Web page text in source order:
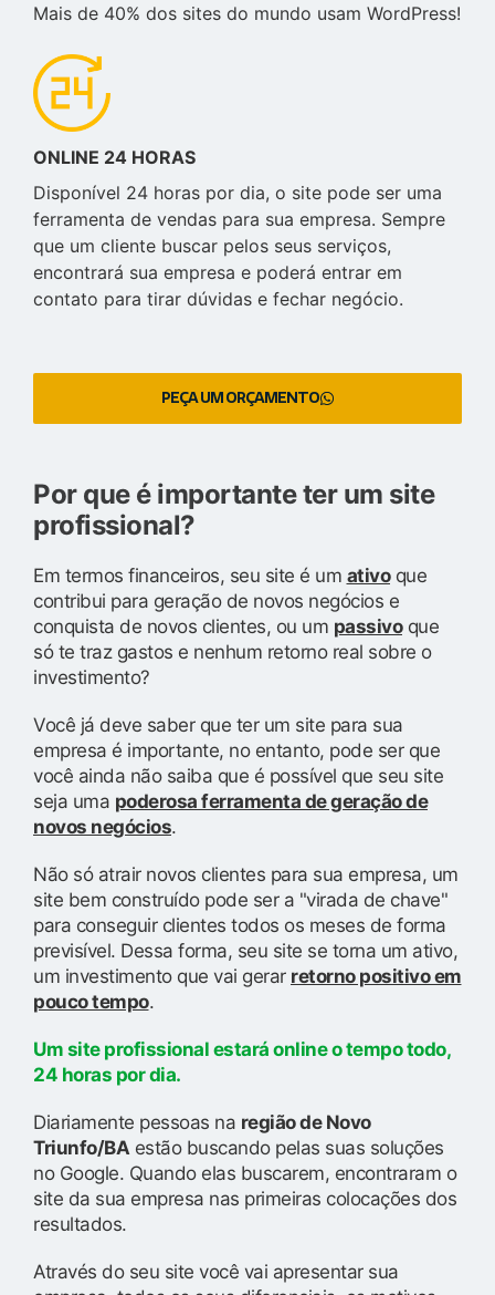
Mais de 40% dos sites do mundo usam WordPress!
ONLINE 24 HORAS
Disponível 24 horas por dia, o site pode ser uma
ferramenta de vendas para sua empresa. Sempre
que um cliente buscar pelos seus serviços,
encontrará sua empresa e poderá entrar em
contato para tirar dúvidas e fechar negócio.
PEÇA UM ORÇAMENTO
Por que é importante ter um site
profissional?
Em termos financeiros, seu site é um ativoque
contribui para geração de novos negócios e
conquista de novos clientes, ou um passivoque
só te traz gastos e nenhum retorno real sobre o
investimento?
Você já deve saber que ter um site para sua
empresa é importante, no entanto, pode ser que
você ainda não saiba que é possível que seu site
seja uma poderosa ferramenta de geração de
novos negócios.
Não só atrair novos clientes para sua empresa, um
site bem construído pode ser a "virada de chave"
para conseguir clientes todos os meses de forma
previsível. Dessa forma, seu site se torna um ativo,
um investimento que vai gerar retorno positivo em
pouco tempo.
Um site profissional estará online o tempo todo,
24 horas por dia.
Diariamente pessoas na região de Novo
Triunfo/BA estão buscando pelas suas soluções
no Google. Quando elas buscarem, encontraram o
site da sua empresa nas primeiras colocações dos
resultados.
Através do seu site você vai apresentar sua